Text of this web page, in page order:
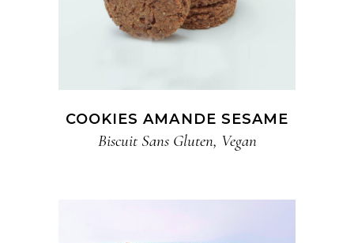
COOKIES AMANDE SESAME
Biscuit​ Sans Gluten, Vegan